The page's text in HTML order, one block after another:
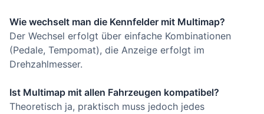
Wie wechselt man die Kennfelder mit Multimap?
Der Wechsel erfolgt über einfache Kombinationen
(Pedale, Tempomat), die Anzeige erfolgt im
Drehzahlmesser.
Ist Multimap mit allen Fahrzeugen kompatibel?
Theoretisch ja, praktisch muss jedoch jedes